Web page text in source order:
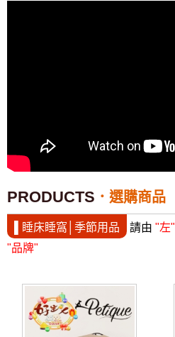
PRODUCTS 選購商品
▌睡床睡窩│季節用品 請由 "左"
"品牌"